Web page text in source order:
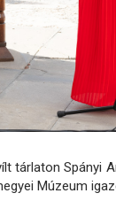
tárlaton Spányi
Múzeum